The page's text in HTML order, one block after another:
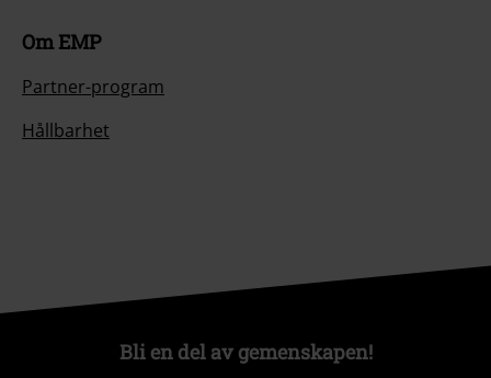
Om EMP
Partner-program
Hållbarhet
Bli en del av gemenskapen!